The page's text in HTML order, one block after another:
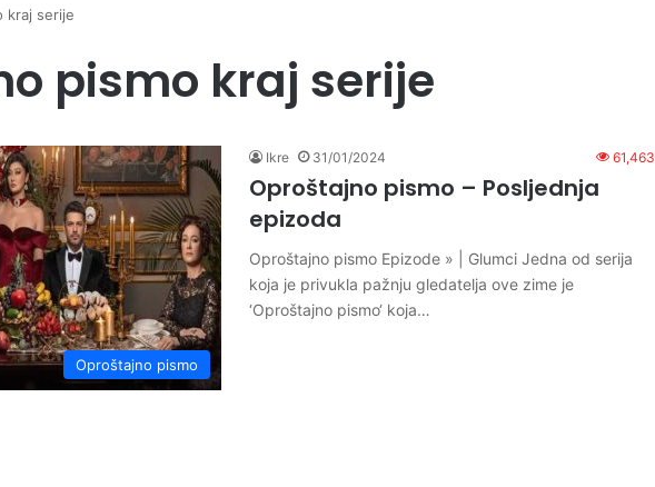
kraj serije
pismo kraj serije
Oproštajno pismo
Ikre 31/01/2024 61,463
Oproštajno pismo – Posljednja
epizoda
Oproštajno pismo Epizode » | Glumci Jedna od serija
koja je privukla pažnju gledatelja ove zime je
‘Oproštajno pismo‘ koja…